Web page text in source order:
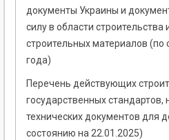
документы Украины и
силу в области
строительных материалов (по
года)
Перечень действующих
государственных стандартов,
технических документов для
состоянию на 22.01.2025)